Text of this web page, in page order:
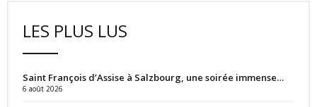
LES PLUS LUS
Saint François d’Assise à Salzbourg, une soirée immense…
6 août 2026